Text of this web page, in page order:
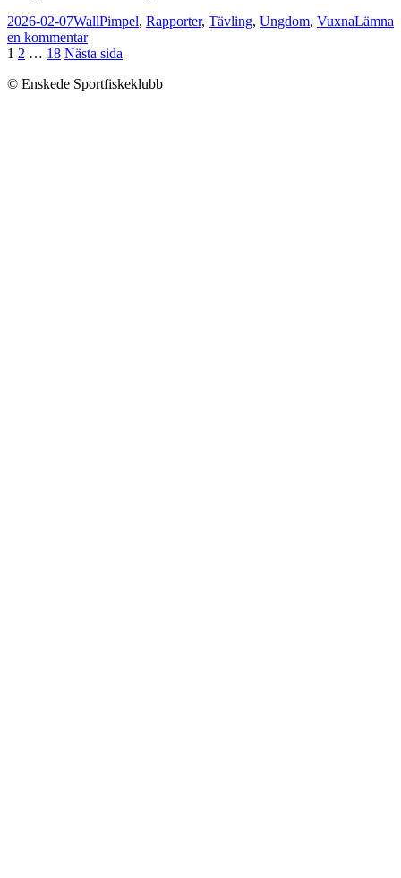
Postat
2026-02-07Författare
WallKategorier
Pimpel, Rapporter, Tävling, Ungdom, VuxnaLämna
en kommentartill
Resultat
pimpel
Sidnumrering
för
Sida
1 Sida
2 … Sida
18 Nästa sida
© Enskede Sportfiskeklubb